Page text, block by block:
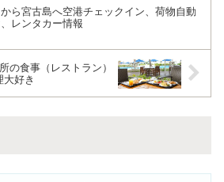
ら宮古島へ空港チェックイン、荷物自動
レンタカー情報
の食事（レストラン）
好き